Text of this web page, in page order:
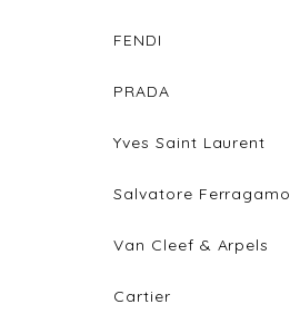
FENDI
PRADA
Yves Saint Laurent
Salvatore Ferragamo
Van Cleef & Arpels
Cartier